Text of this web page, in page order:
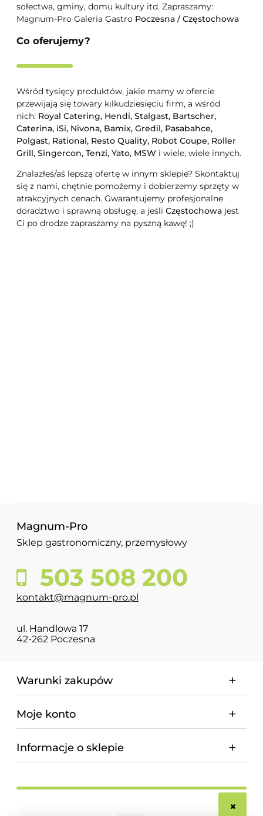
sołectwa, gminy, domu kultury itd. Zapraszamy:
Magnum-Pro Galeria Gastro Poczesna / Częstochowa
Co oferujemy?
Wśród tysięcy produktów, jakie mamy w ofercie
przewijają się towary kilkudziesięciu firm, a wśród
nich: Royal Catering, Hendi, Stalgast, Bartscher,
Caterina, iSi, Nivona, Bamix, Gredil, Pasabahce,
Polgast, Rational, Resto Quality, Robot Coupe, Roller
Grill, Singercon, Tenzi, Yato, MSW i wiele, wiele innych.
Znalazłeś/aś lepszą ofertę w innym sklepie? Skontaktuj
się z nami, chętnie pomożemy i dobierzemy sprzęty w
atrakcyjnych cenach. Gwarantujemy profesjonalne
doradztwo i sprawną obsługę, a jeśli Częstochowa jest
Ci po drodze zapraszamy na pyszną kawę! ;)
Magnum-Pro
Sklep gastronomiczny, przemysłowy
503 508 200
kontakt@magnum-pro.pl
ul. Handlowa 17
42-262 Poczesna
Warunki zakupów
Moje konto
Informacje o sklepie